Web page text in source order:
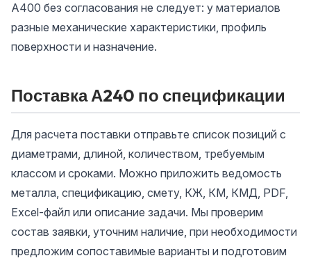
А400 без согласования не следует: у материалов
разные механические характеристики, профиль
поверхности и назначение.
Поставка А240 по спецификации
Для расчета поставки отправьте список позиций с
диаметрами, длиной, количеством, требуемым
классом и сроками. Можно приложить ведомость
металла, спецификацию, смету, КЖ, КМ, КМД, PDF,
Excel-файл или описание задачи. Мы проверим
состав заявки, уточним наличие, при необходимости
предложим сопоставимые варианты и подготовим